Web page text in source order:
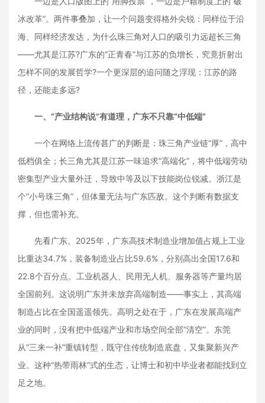
冰改革”。两件事叠加，让一个问题变得格外尖锐：同样位于沿
海、同样经济发达，为什么珠三角对人口的吸引力远超长三角
——尤其是江苏?广东的“正青春”与江苏的负增长，究竟折射出
怎样不同的发展哲学?一个更深层的追问随之浮现：江苏的路
径，还能走多远?
一、“产业结构说”有道理，广东不只靠“中低端”
一个在网络上流传甚广的判断是：珠三角产业链“厚”，高中
低档俱全；长三角尤其是江苏一味追求“高端化”，将中低端劳动
密集型产业大量外迁，导致中等及以下技能岗位锐减。浙江是
个“小号珠三角”，但体量无法与广东匹敌。这个判断有数据支
撑，但也需补充。
先看广东。2025年，广东高技术制造业增加值占规上工业
比重达34.7%，装备制造业占比59.6%，分别高出全国17.6和
22.8个百分点。工业机器人、民用无人机、服务器等产量均居
全国前列。这说明广东并未放弃高端制造——事实上，其高端
制造占比在全国遥遥领先。高明之处在于，广东在发展高端产
业的同时，没有把中低端产业和市场空间全部“清空”。东莞
从“三来一补”重镇转型，既守住传统制造底盘，又集聚新兴产
业。这种“热带雨林”式的生态，让博士和初中毕业者都能找到立
足之地。